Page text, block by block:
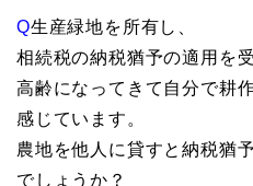
Q生産緑地を所有し、
相続税の納税猶予の適用を
高齢になってきて自分で耕
感じています。
農地を他人に貸すと納税猶
でしょうか？